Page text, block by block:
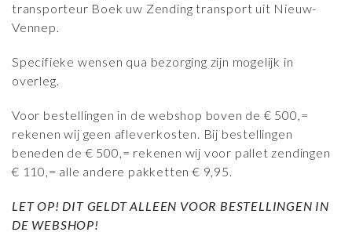
transporteur Boek uw Zending transport uit Nieuw-
Vennep.
Specifieke wensen qua bezorging zijn mogelijk in
overleg.
Voor bestellingen in de webshop boven de € 500,=
rekenen wij geen afleverkosten. Bij bestellingen
beneden de € 500,= rekenen wij voor pallet zendingen
€ 110,= alle andere pakketten € 9,95.
LET OP! DIT GELDT ALLEEN VOOR BESTELLINGEN IN
DE WEBSHOP!